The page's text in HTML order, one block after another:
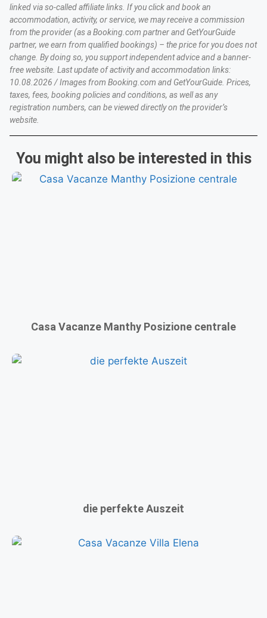
linked via so-called affiliate links. If you click and book an
accommodation, activity, or service, we may receive a commission
from the provider (as a Booking.com partner and GetYourGuide
partner, we earn from qualified bookings) – the price for you does not
change. By doing so, you support independent advice and a banner-
free website. Last update of activity and accommodation links:
10.08.2026 / Images from Booking.com and GetYourGuide. Prices,
taxes, fees, booking policies and conditions, as well as any
registration numbers, can be viewed directly on the provider’s
website.
You might also be interested in this
Casa Vacanze Manthy Posizione centrale
die perfekte Auszeit